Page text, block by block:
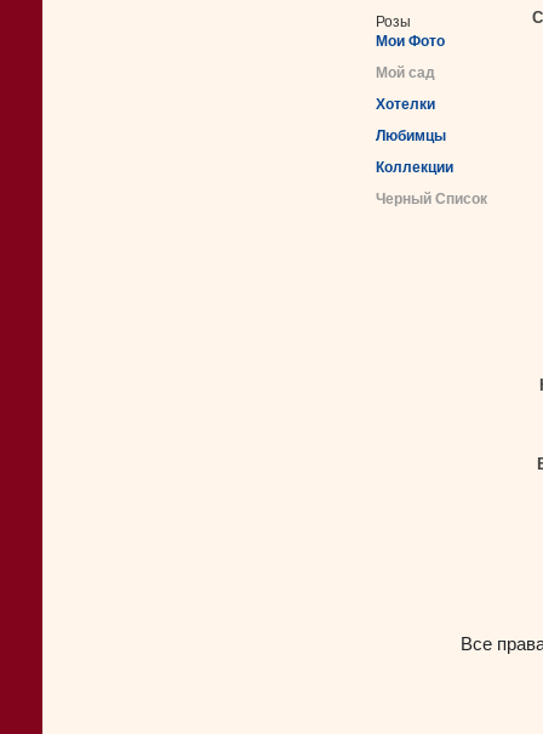
Розы
Мои Фото
Мой сад
Хотелки
Любимцы
Коллекции
Черный Список
Все